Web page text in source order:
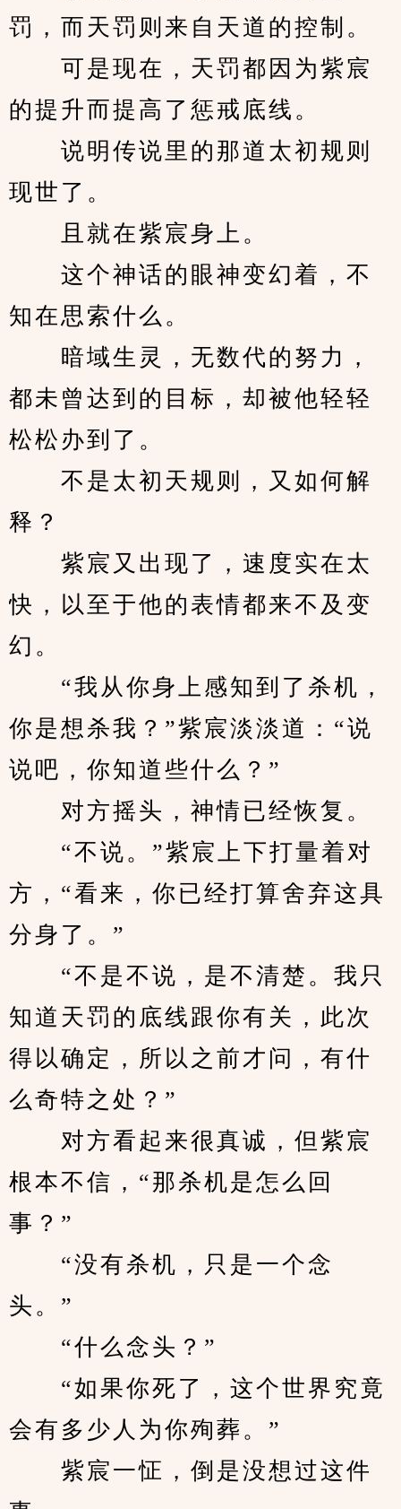
罚，而天罚则来自天道的控制。
可是现在，天罚都因为紫宸
的提升而提高了惩戒底线。
说明传说里的那道太初规则
现世了。
且就在紫宸身上。
这个神话的眼神变幻着，不
知在思索什么。
暗域生灵，无数代的努力，
都未曾达到的目标，却被他轻轻
松松办到了。
不是太初天规则，又如何解
释？
紫宸又出现了，速度实在太
快，以至于他的表情都来不及变
幻。
“我从你身上感知到了杀机，
你是想杀我？”紫宸淡淡道：“说
说吧，你知道些什么？”
对方摇头，神情已经恢复。
“不说。”紫宸上下打量着对
方，“看来，你已经打算舍弃这具
分身了。”
“不是不说，是不清楚。我只
知道天罚的底线跟你有关，此次
得以确定，所以之前才问，有什
么奇特之处？”
对方看起来很真诚，但紫宸
根本不信，“那杀机是怎么回
事？”
“没有杀机，只是一个念
头。”
“什么念头？”
“如果你死了，这个世界究竟
会有多少人为你殉葬。”
紫宸一怔，倒是没想过这件